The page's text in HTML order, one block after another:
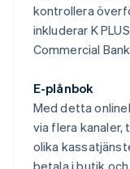
kontrollera
inkluderar K
Commercial
E-plånbok
Med detta
via flera
olika
betala i butik